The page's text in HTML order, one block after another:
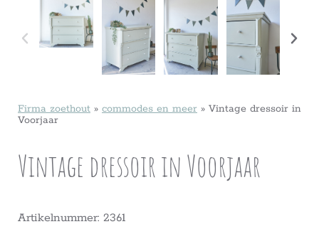
Firma zoethout » commodes en meer » Vintage dressoir in
Voorjaar
Vintage dressoir in Voorjaar
Artikelnummer: 2361